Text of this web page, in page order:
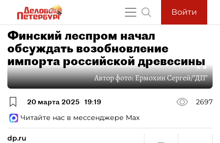
Войти
Финский леспром начал
обсуждать возобновление
импорта российской древесины
Автор фото:Ермохин Сергей/"ДП"
20 марта 2025 19:19
2697
Читайте нас в мессенджере Max
dp.ru